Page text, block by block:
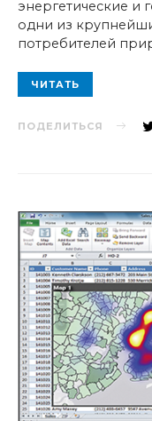
энергетические
одни из
потребителей
ЧИТАТЬ
ПОДЕЛИТЬСЯ